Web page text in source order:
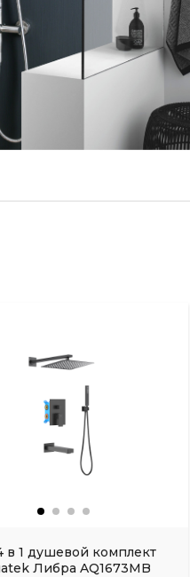
в 1 душевой комплект
Либра AQ1673MB